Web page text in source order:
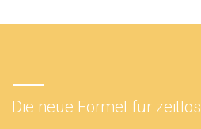
Die neue Formel für